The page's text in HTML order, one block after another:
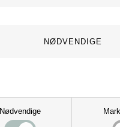
Nødvendige